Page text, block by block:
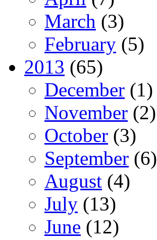
March (3)
February (5)
2013 (65)
December (1)
November (2)
October (3)
September (6)
August (4)
July (13)
June (12)